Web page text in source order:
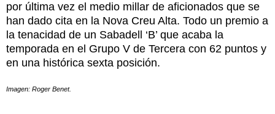
por última vez el medio millar de aficionados que se
han dado cita en la Nova Creu Alta. Todo un premio a
la tenacidad de un Sabadell ‘B’ que acaba la
temporada en el Grupo V de Tercera con 62 puntos y
en una histórica sexta posición.
Imagen: Roger Benet.